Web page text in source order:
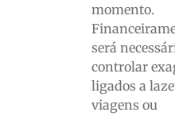
momento.
será
controlar
ligados a
viagens ou